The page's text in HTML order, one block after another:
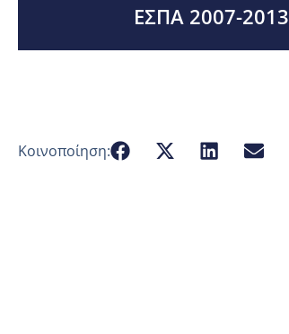
ΕΣΠΑ 2007-2013
Κοινοποίηση: